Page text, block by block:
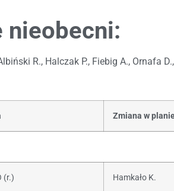
nieobecni:
R., Halczak P., Fiebig A., Ornafa
Zmiana w
(r.) Hamkało K.